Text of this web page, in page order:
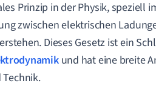
Prinzip in der Physik, speziell
zwischen elektrischen
Dieses Gesetz ist ein
und hat eine breite